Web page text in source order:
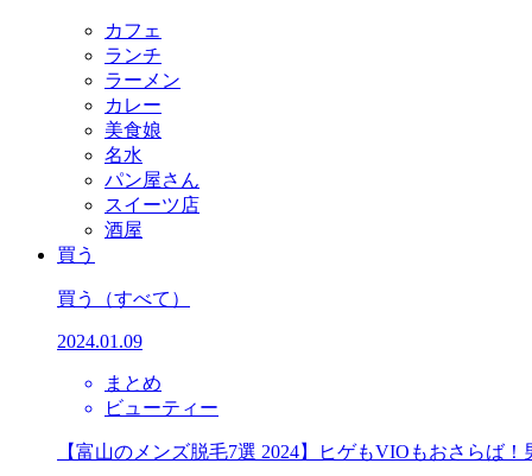
カフェ
ランチ
ラーメン
カレー
美食娘
名水
パン屋さん
スイーツ店
酒屋
買う
買う （すべて）
2024.01.09
まとめ
ビューティー
【富山のメンズ脱毛7選 2024】ヒゲもVIOもおさらば